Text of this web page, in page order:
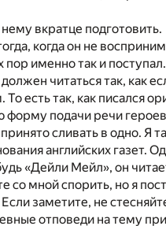
вкратце подготовить.
когда он не
пор именно так и
читаться так, как
есть так, как писался
форму подачи речи
сливать в одно. Я
английских газет.
«Дейли Мейл», он
со мной спорить, но я
заметите, не
отповеди на тему